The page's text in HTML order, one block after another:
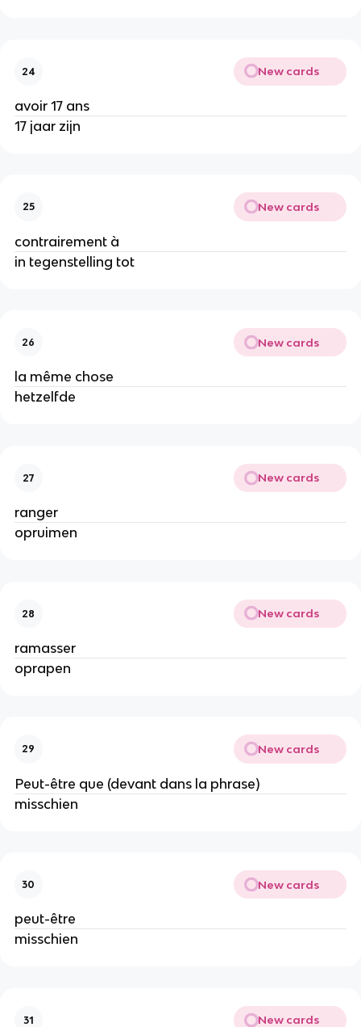
24 New cards
avoir 17 ans
17 jaar zijn
25 New cards
contrairement à
in tegenstelling tot
26 New cards
la même chose
hetzelfde
27 New cards
ranger
opruimen
28 New cards
ramasser
oprapen
29 New cards
Peut-être que (devant dans la phrase)
misschien
30 New cards
peut-être
misschien
31 New cards